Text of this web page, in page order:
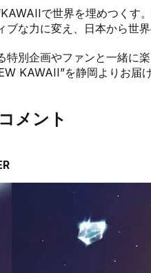
で世界を埋めつくす
ブな力に変え、日本から世
特別企画やファンと一緒に
KAWAII”を静岡よりお届
メント